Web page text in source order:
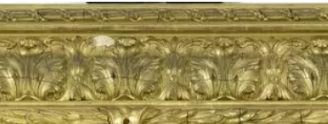
Größeres Bild zeigen